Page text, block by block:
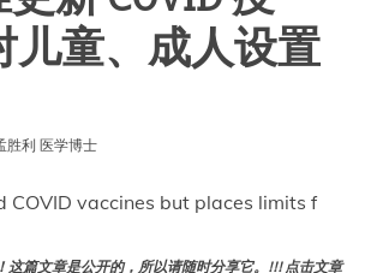
儿童、成人设置
胜利 医学博士
COVID vaccines but places limits f
这篇文章是公开的，所以请随时分享它。!!! 点击文章